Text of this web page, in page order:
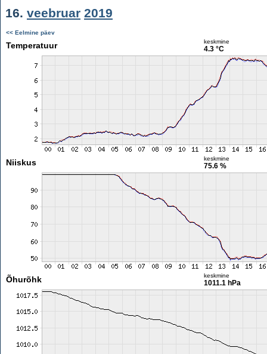
16. veebruar 2019
<< Eelmine päev
Temperatuur keskmine
4.3 °C
Niiskus keskmine
75.6 %
Õhurõhk keskmine
1011.1 hPa